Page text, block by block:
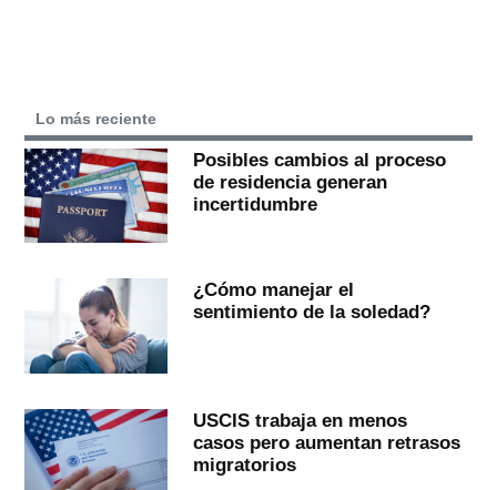
Lo más reciente
Posibles cambios al proceso
de residencia generan
incertidumbre
¿Cómo manejar el
sentimiento de la soledad?
USCIS trabaja en menos
casos pero aumentan retrasos
migratorios